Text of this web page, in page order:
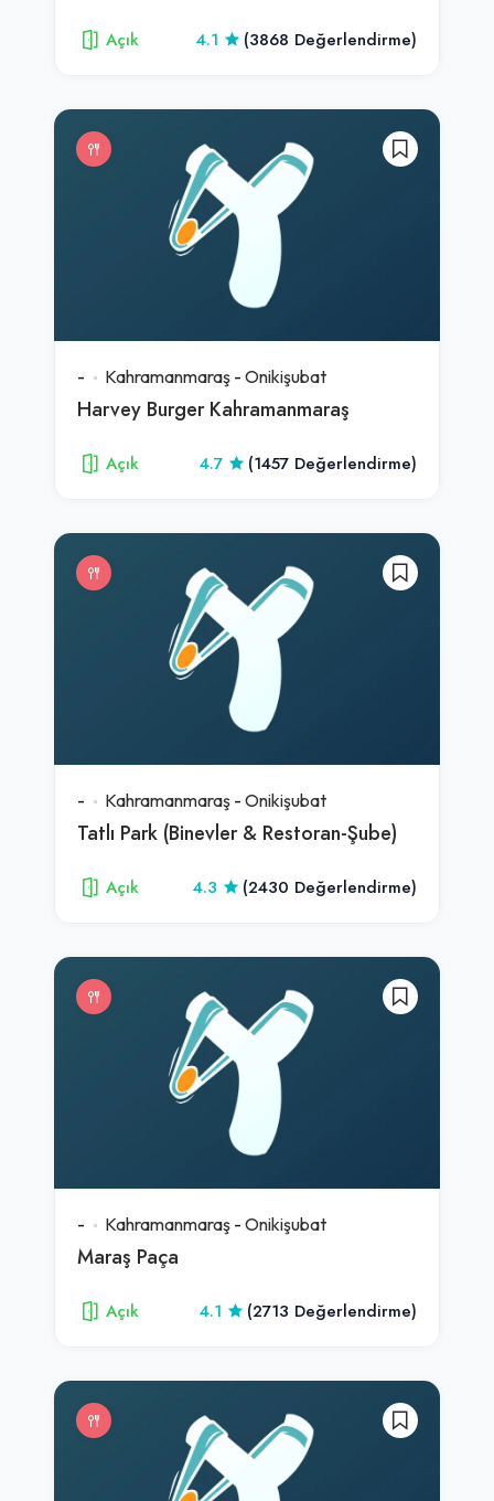
Açık 4.1 (3868 Değerlendirme)
- Kahramanmaraş - Onikişubat
Harvey Burger Kahramanmaraş
Açık 4.7 (1457 Değerlendirme)
- Kahramanmaraş - Onikişubat
Tatlı Park (Binevler & Restoran-Şube)
Açık 4.3 (2430 Değerlendirme)
- Kahramanmaraş - Onikişubat
Maraş Paça
Açık 4.1 (2713 Değerlendirme)